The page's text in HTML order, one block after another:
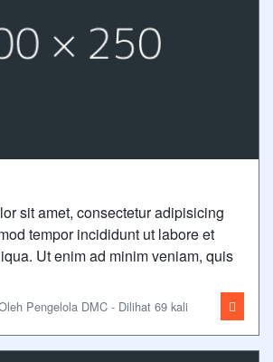
sit amet, consectetur adipisicing
tempor incididunt ut labore et
Ut enim ad minim veniam, quis
Pengelola DMC - Dilihat 69 kali